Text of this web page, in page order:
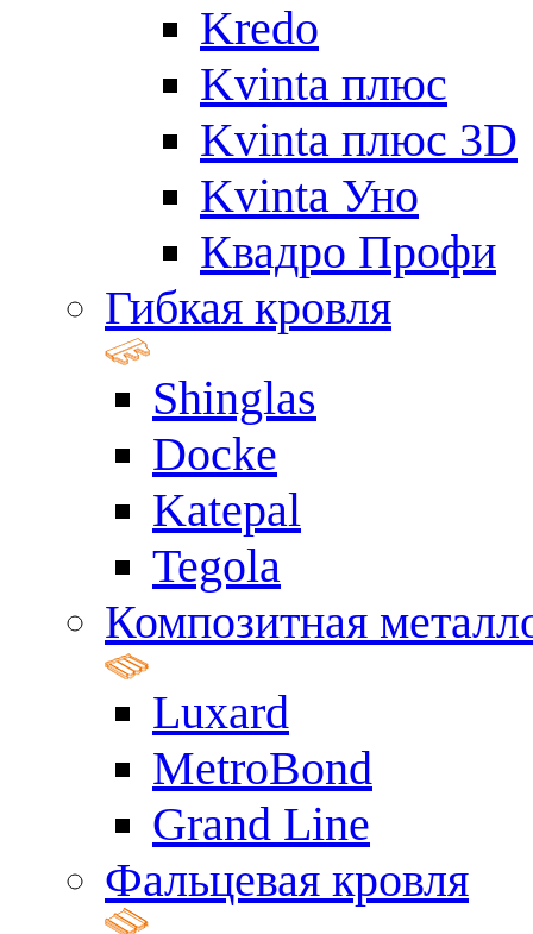
Kredo
Kvinta плюс
Kvinta плюс 3D
Kvinta Уно
Квадро Профи
Гибкая кровля
Shinglas
Docke
Katepal
Tegola
Композитная
Luxard
MetroBond
Grand Line
Фальцевая кровля